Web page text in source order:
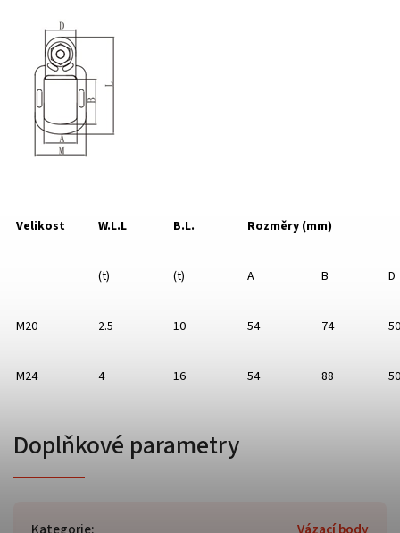
Velikost W.L.L B.L. Rozměry (mm)
(t) (t) A B D
M20 2.5 10 54 74 50
M24 4 16 54 88 50
Doplňkové parametry
Kategorie: Vázací body